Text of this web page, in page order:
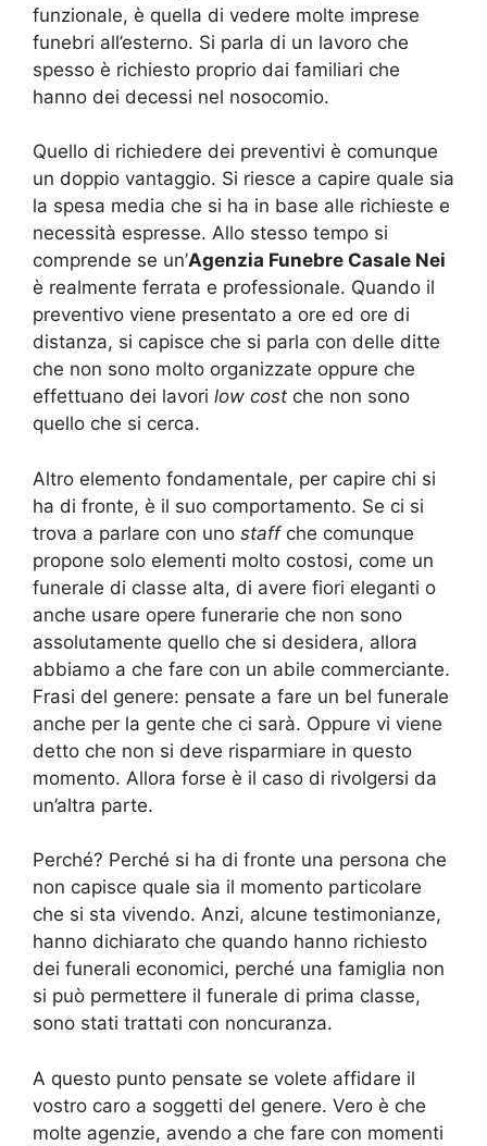
funzionale, è quella di vedere molte imprese
funebri all’esterno. Si parla di un lavoro che
spesso è richiesto proprio dai familiari che
hanno dei decessi nel nosocomio.
Quello di richiedere dei preventivi è comunque
un doppio vantaggio. Si riesce a capire quale sia
la spesa media che si ha in base alle richieste e
necessità espresse. Allo stesso tempo si
comprende se un’Agenzia Funebre Casale Nei
è realmente ferrata e professionale. Quando il
preventivo viene presentato a ore ed ore di
distanza, si capisce che si parla con delle ditte
che non sono molto organizzate oppure che
effettuano dei lavori low cost che non sono
quello che si cerca.
Altro elemento fondamentale, per capire chi si
ha di fronte, è il suo comportamento. Se ci si
trova a parlare con uno staffche comunque
propone solo elementi molto costosi, come un
funerale di classe alta, di avere fiori eleganti o
anche usare opere funerarie che non sono
assolutamente quello che si desidera, allora
abbiamo a che fare con un abile commerciante.
Frasi del genere: pensate a fare un bel funerale
anche per la gente che ci sarà. Oppure vi viene
detto che non si deve risparmiare in questo
momento. Allora forse è il caso di rivolgersi da
un’altra parte.
Perché? Perché si ha di fronte una persona che
non capisce quale sia il momento particolare
che si sta vivendo. Anzi, alcune testimonianze,
hanno dichiarato che quando hanno richiesto
dei funerali economici, perché una famiglia non
si può permettere il funerale di prima classe,
sono stati trattati con noncuranza.
A questo punto pensate se volete affidare il
vostro caro a soggetti del genere. Vero è che
molte agenzie, avendo a che fare con momenti